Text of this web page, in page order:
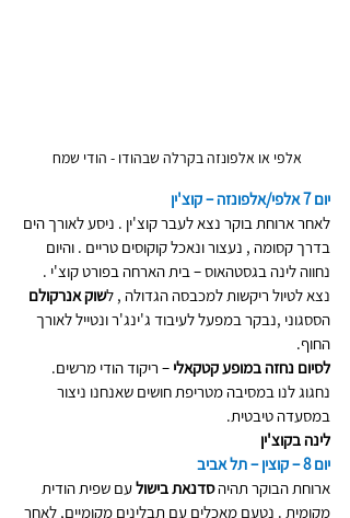
אלפי או אלפונזה בקרלה שבהודו - הודי שמח
יום 7 אלפי/אלפונזה – קוצ'ין
לאחר ארוחת בוקר נצא לעבר קוצ'ין . ניסע לאורך הים
בדרך קסומה , נעצור ונאכל קוקוסים טריים . והיום
נחווה לינה בגסטהאוס – בית הארחה בפורט קוצ'י .
נצא לטיול ריקשות למכבסה הגדולה , לשוק אנרקולם
הססגוני ,נבקר במפעל לעיבוד ג'ינג'ר ונטייל לאורך
החוף.
לסיום נחזה במופע קטקאלי – ריקוד הודי מרשים.
נחגוג לנו במסיבה מטריפת חושים שאנחנו ניצור
במסעדה טיבטית.
לינה בקוצ'ין
יום 8 – קוצין – תל אביב
ארוחת הבוקר תהיה סדנאת בישול עם שפית הודית
מקומית . נטעם מאכלים עם תבלינים מקומיים, לאחר